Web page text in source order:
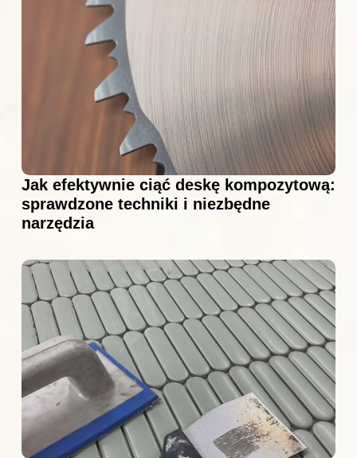
Jak efektywnie ciąć deskę kompozytową:
sprawdzone techniki i niezbędne
narzędzia